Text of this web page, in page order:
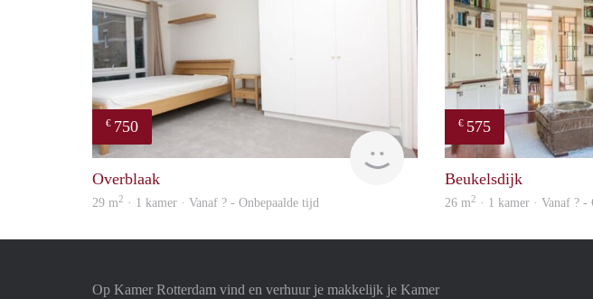
€ 750
Overblaak
29 m2 · 1 kamer · Vanaf ? - Onbepaalde tijd
€ 575
Beukelsdijk
26 m2 · 1 kamer · Vanaf ? -
Op Kamer Rotterdam vind en verhuur je makkelijk je Kamer